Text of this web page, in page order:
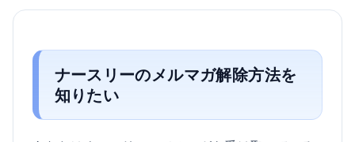
ナースリーのメルマガ解除方法を
知りたい